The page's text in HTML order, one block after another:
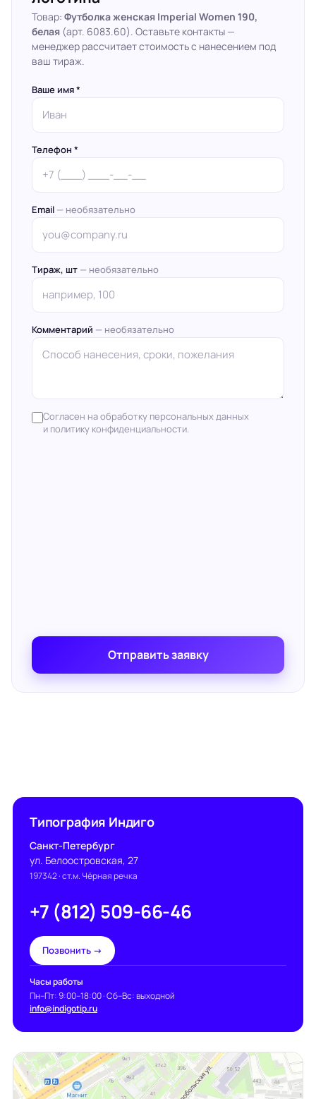
Товар: Футболка женская Imperial Women 190,
белая (арт. 6083.60). Оставьте контакты —
менеджер рассчитает стоимость с нанесением под
ваш тираж.
Ваше имя *
Телефон *
Email — необязательно
Тираж, шт — необязательно
Комментарий — необязательно
Согласен на обработку персональных данных
и политику конфиденциальности.
Отправить заявку
Типография Индиго
Санкт-Петербург
ул. Белоостровская, 27
197342· ст.м. Чёрная речка
+7 (812) 509-66-46
Позвонить →
Часы работы
Пн–Пт: 9:00–18:00 · Сб–Вс: выходной
info@indigotip.ru